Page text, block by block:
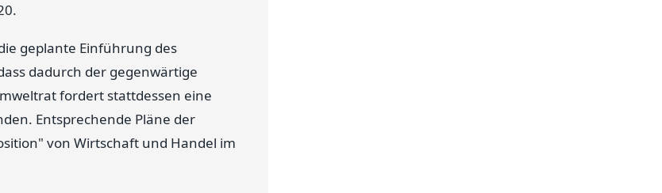
geplante Einführung des
dadurch der gegenwärtige
fordert stattdessen eine
Entsprechende Pläne der
von Wirtschaft und Handel im